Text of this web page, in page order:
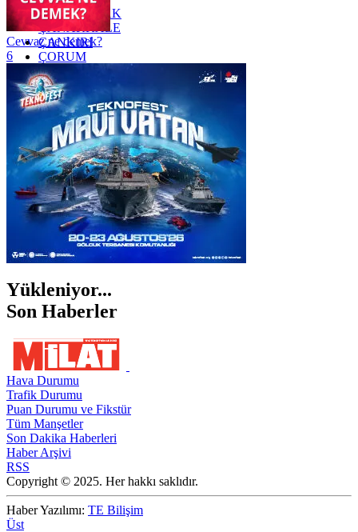
ZONGULDAK
ÇANAKKALE
ÇANKIRI
ÇORUM
İSTANBUL
İZMİR
ŞANLIURFA
ŞIRNAK
Cevvaz ne demek?
6
Yükleniyor...
Son Haberler
Hava Durumu
Trafik Durumu
Puan Durumu ve Fikstür
Tüm Manşetler
Son Dakika Haberleri
Haber Arşivi
RSS
Copyright © 2025. Her hakkı saklıdır.
Haber Yazılımı: TE Bilişim
Üst